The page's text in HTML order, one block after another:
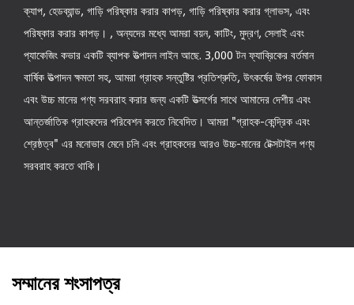
ক্যাপ, হেডব্যান্ড, গাড়ি পরিষ্কার করার কাপড়, গাড়ি পরিষ্কার করার গ্লাভস, এবং
পরিষ্কার করার কাপড়। , অন্যদের মধ্যে আমরা বয়ন, কাটিং, মুদ্রণ, সেলাই এবং
প্যাকেজিং কভার একটি ব্যাপক উত্পাদন লাইন আছে. 3,000 টন ফ্যাব্রিকের বর্তমান
বার্ষিক উত্পাদন ক্ষমতা সহ, আমরা গ্রাহক সন্তুষ্টির প্রতিশ্রুতি, উৎকর্ষের উপর ফোকাস
এবং উচ্চ মানের পণ্য সরবরাহ করার জন্য একটি উত্সর্গের সাথে আমাদের দেশীয় এবং
আন্তর্জাতিক গ্রাহকদের পরিবেশন করতে নিবেদিত। আমরা "গ্রাহক-কেন্দ্রিক এবং
শ্রেষ্ঠত্ব" এর মনোভাব মেনে চলি এবং গ্রাহকদের আরও উচ্চ-মানের টেক্সটাইল পণ্য
সরবরাহ করতে থাকি।
সম্মানের শংসাপত্র